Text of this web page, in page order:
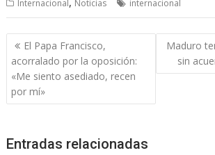
Internacional Noticias internacional
Navegación
de
entradas
El Papa Francisco,
acorralado por la oposición:
«Me siento asediado, recen
por mí»
Maduro
sin
Entradas relacionadas